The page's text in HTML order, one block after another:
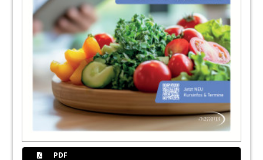
39Aktualisiert und kostenfrei verfügbar: 17.
Ausgabe des Hygieneleitfadens
erschienen
Redaktion
40Inklusion im Mittelpunkt des 7.
Präventionskongresses
Friederike Heidenreich
Termine / Impressum
Redaktion
PDF